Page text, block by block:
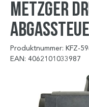
METZGER
Produktnummer: KFZ-
EAN: 4062101033987